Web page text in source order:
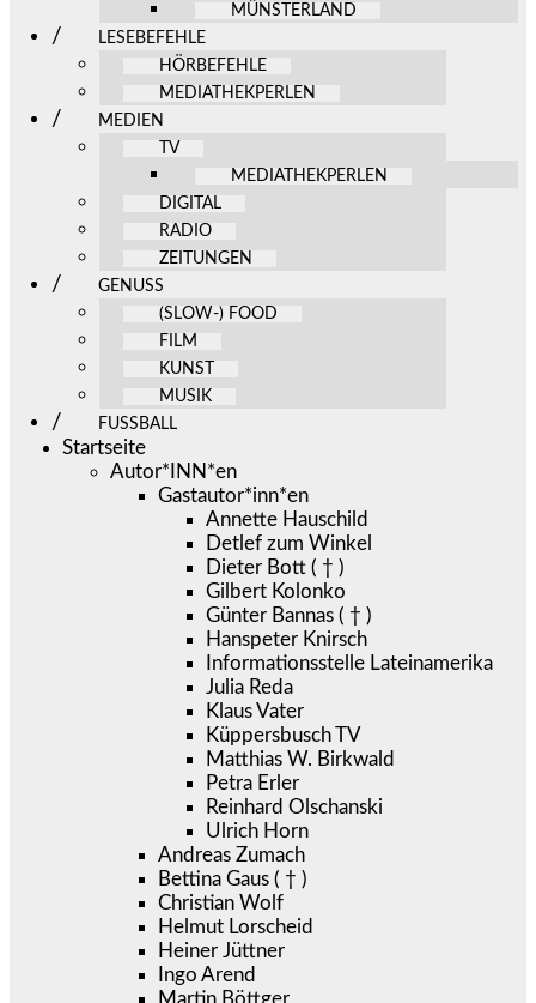
MÜNSTERLAND
LESEBEFEHLE
HÖRBEFEHLE
MEDIATHEKPERLEN
MEDIEN
TV
MEDIATHEKPERLEN
DIGITAL
RADIO
ZEITUNGEN
GENUSS
(SLOW-) FOOD
FILM
KUNST
MUSIK
FUSSBALL
Startseite
Autor*INN*en
Gastautor*inn*en
Annette Hauschild
Detlef zum Winkel
Dieter Bott ( † )
Gilbert Kolonko
Günter Bannas ( † )
Hanspeter Knirsch
Informationsstelle Lateinamerika
Julia Reda
Klaus Vater
Küppersbusch TV
Matthias W. Birkwald
Petra Erler
Reinhard Olschanski
Ulrich Horn
Andreas Zumach
Bettina Gaus ( † )
Christian Wolf
Helmut Lorscheid
Heiner Jüttner
Ingo Arend
Martin Böttger